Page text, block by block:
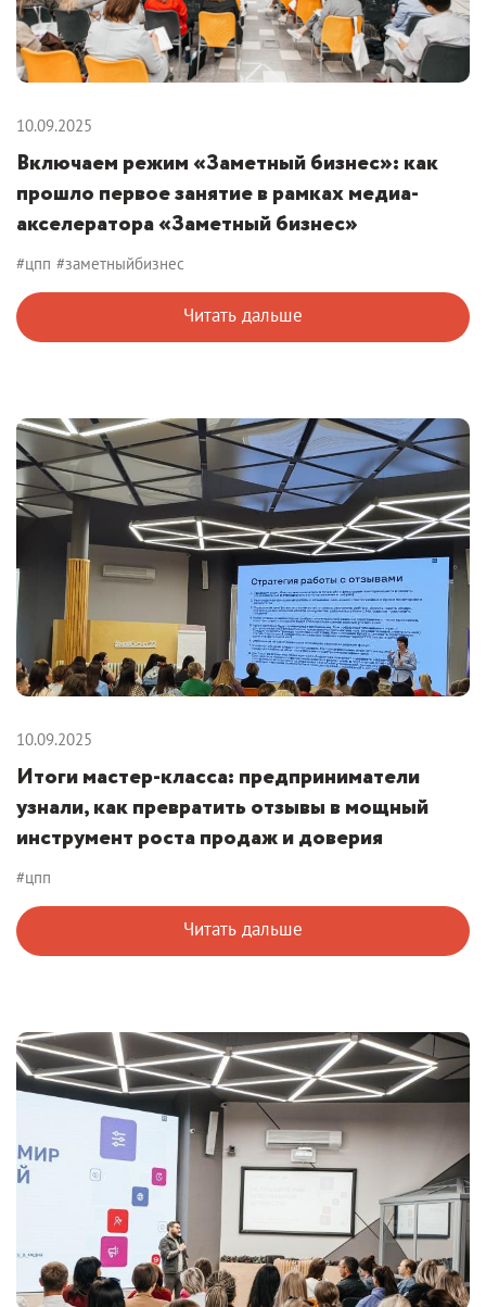
10.09.2025
Включаем режим «Заметный бизнес»: как
прошло первое занятие в рамках медиа-
акселератора «Заметный бизнес»
#цпп #заметныйбизнес
Читать дальше
10.09.2025
Итоги мастер-класса: предприниматели
узнали, как превратить отзывы в мощный
инструмент роста продаж и доверия
#цпп
Читать дальше